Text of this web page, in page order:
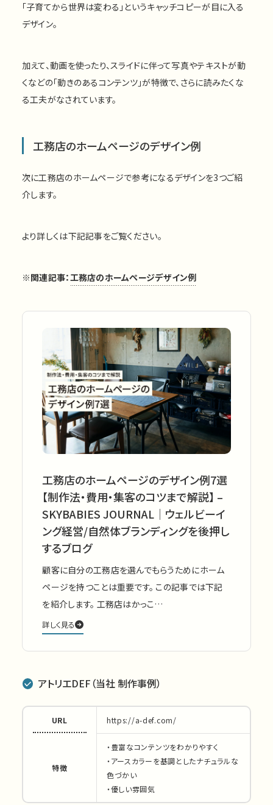
「子育てから世界は変わる」というキャッチコピーが目に入る
デザイン。
加えて、動画を使ったり、スライドに伴って写真やテキストが動
くなどの「動きのあるコンテンツ」が特徴で、さらに読みたくな
る工夫がなされています。
工務店のホームページのデザイン例
次に工務店のホームページで参考になるデザインを3つご紹
介します。
より詳しくは下記記事をご覧ください。
※関連記事：工務店のホームページデザイン例
工務店のホームページのデザイン例7選
【制作法・費用・集客のコツまで解説】 –
SKYBABIES JOURNAL│ウェルビーイ
ング経営/自然体ブランディングを後押し
するブログ
顧客に自分の工務店を選んでもらうためにホーム
ページを持つことは重要です。 この記事では下記
を紹介します。 工務店はかっこ…
詳しく見る
アトリエDEF（当社 制作事例）
URL https://a-def.com/
特徴
・豊富なコンテンツをわかりやすく
・アースカラーを基調としたナチュラルな
色づかい
・優しい雰囲気